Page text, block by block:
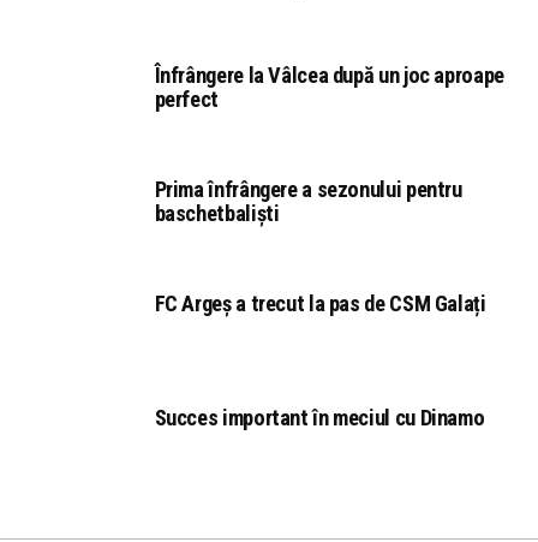
Înfrângere la Vâlcea după un joc aproape
perfect
Prima înfrângere a sezonului pentru
baschetbaliști
FC Argeș a trecut la pas de CSM Galați
Succes important în meciul cu Dinamo